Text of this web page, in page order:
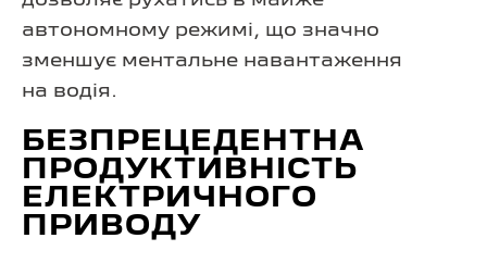
автономному режимі, що значно
зменшує ментальне навантаження
на водія.
БЕЗПРЕЦЕДЕНТНА
ПРОДУКТИВНІСТЬ
ЕЛЕКТРИЧНОГО
ПРИВОДУ